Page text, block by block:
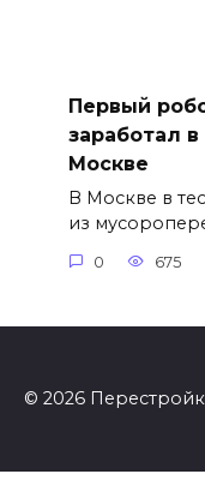
Первый
заработал
Москве
В Москве в
из
0 675
© 2026